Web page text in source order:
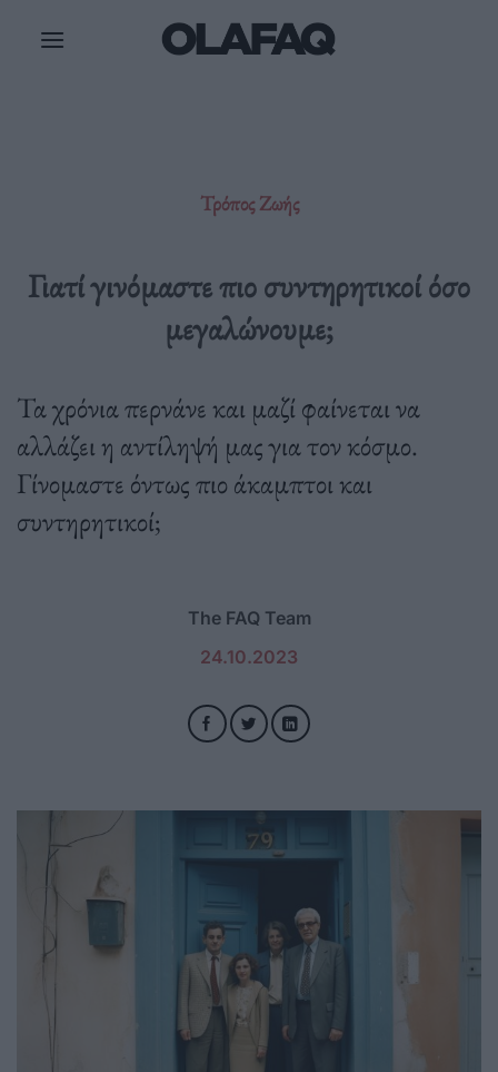
Τρόπος Ζωής
Γιατί γινόμαστε πιο συντηρητικοί όσο
μεγαλώνουμε;
Τα χρόνια περνάνε και μαζί φαίνεται να
αλλάζει η αντίληψή μας για τον κόσμο.
Γίνομαστε όντως πιο άκαμπτοι και
συντηρητικοί;
The FAQ Team
24.10.2023